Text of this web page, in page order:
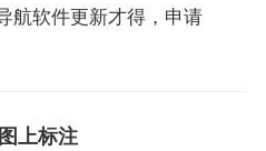
航软件更新才得，申请
上标注